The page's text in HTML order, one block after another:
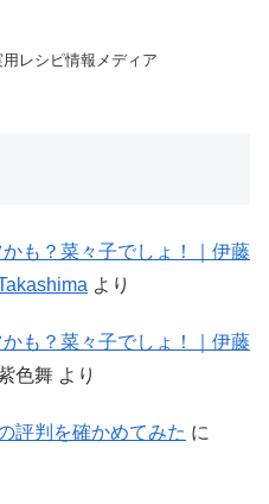
レシピ情報メディア
も？菜々子でしょ！｜伊藤
より
も？菜々子でしょ！｜伊藤
色舞 より
評判を確かめてみた に